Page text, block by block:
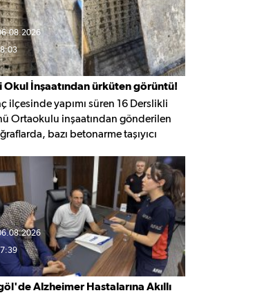
Okul İnşaatından ürküten görüntü!
ilçesinde yapımı süren 16 Derslikli
Ortaokulu inşaatından gönderilen
bazı betonarme taşıyıcı
demirleri görülüyor. Görüntüler,
kalitesine ilişkin soru işaretleri
yetkili kurumların teknik
yapması çağrısı yapıldı.
17:39
Alzheimer Hastalarına Akıllı